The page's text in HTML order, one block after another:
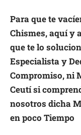
Para que te
Chismes, aquí y
que te lo
Especialista y
Compromiso, ni
Ceutí si
nosotros dicha
en poco Tiempo